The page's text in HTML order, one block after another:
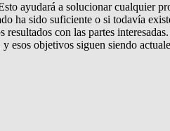
ayudará a solucionar cualquier
ha sido suficiente o si todavía
con las partes
esos objetivos siguen siendo